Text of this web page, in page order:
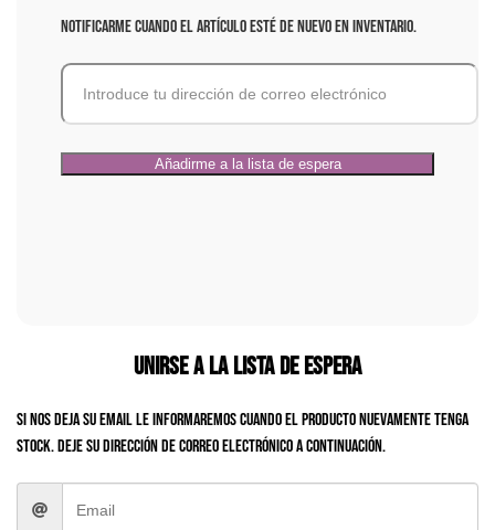
Notificarme cuando el artículo esté de nuevo en inventario.
Unirse a la lista de espera
Si nos deja su email le informaremos cuando el producto nuevamente tenga
stock. Deje su dirección de correo electrónico a continuación.